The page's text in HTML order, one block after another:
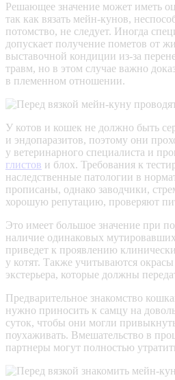
Решающее значение может иметь
так как вязать мейн-кунов,
потомство, не следует. Иногда
допускает получение пометов от
выставочной кондиции из-за
травм, но в этом случае важно
в племенном отношении.
У котов и кошек не должно быть
и эндопаразитов, поэтому они
у ветеринарного специалиста и
глистов и блох. Требования к
наследственные патологии в
прописаны, однако заводчики,
хорошую репутацию, проверяют
Это имеет большое значение при
наличие одинаковых
приведет к проявлению
у котят. Также учитываются
экстерьера, которые должны
Предварительное знакомство
нужно приносить к самцу на
суток, чтобы они могли
поухаживать. Вмешательство в
партнеры могут полностью